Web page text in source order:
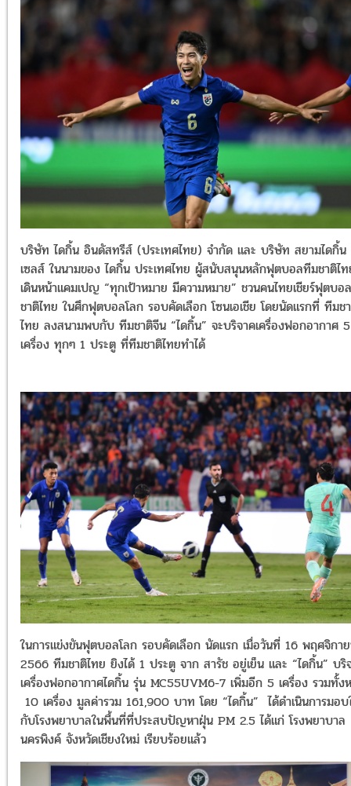
บริษัท ไดกิ้น อินดัสทรีส์ (ประเทศไทย) จำกัด และ บริษัท สยามไดกิ้น
เซลส์ ในนามของ ไดกิ้น ประเทศไทย ผู้สนับสนุนหลักฟุตบอลทีมชาติไ
เดินหน้าแคมเปญ “ทุกเป้าหมาย มีความหมาย” ชวนคนไทยเชียร์ฟุตบอ
ชาติไทย ในศึกฟุตบอลโลก รอบคัดเลือก โซนเอเชีย โดยนัดแรกที่ ทีมช
ไทย ลงสนามพบกับ ทีมชาติจีน “ไดกิ้น” จะบริจาคเครื่องฟอกอากาศ 5
เครื่อง ทุกๆ 1 ประตู ที่ทีมชาติไทยทำได้
ในการแข่งขันฟุตบอลโลก รอบคัดเลือก นัดแรก เมื่อวันที่ 16 พฤศจิกา
2566 ทีมชาติไทย ยิงได้ 1 ประตู จาก สารัช อยู่เย็น และ “ไดกิ้น” บริ
เครื่องฟอกอากาศไดกิ้น รุ่น MC55UVM6-7 เพิ่มอีก 5 เครื่อง รวมทั้ง
10 เครื่อง มูลค่ารวม 161,900 บาท โดย “ไดกิ้น” ได้ดำเนินการมอบ
กับโรงพยาบาลในพื้นที่ที่ประสบปัญหาฝุ่น PM 2.5 ได้แก่ โรงพยาบาล
นครพิงค์ จังหวัดเชียงใหม่ เรียบร้อยแล้ว